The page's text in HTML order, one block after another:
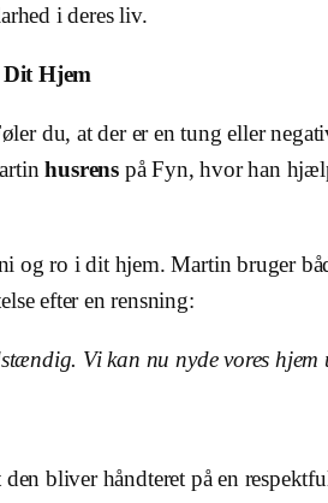
i deres liv.
Dit Hjem
du, at der er en tung eller
husrens på Fyn, hvor han
og ro i dit hjem. Martin bruger
efter en rensning:
Vi kan nu nyde vores hjem
bliver håndteret på en